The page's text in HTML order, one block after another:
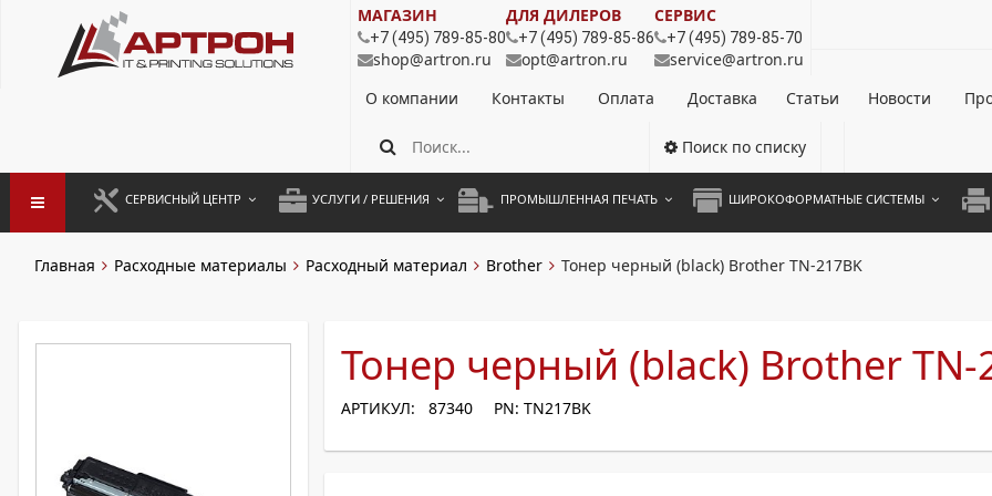
МАГАЗИН
+7 (495) 789-85-80
shop@artron.ru
ДЛЯ ДИЛЕРОВ
+7 (495) 789-85-86
opt@artron.ru
СЕРВИС
+7 (495) 789-85-70
service@artron.ru
О компании
Контакты Оплата Доставка Статьи Новости
Поиск по списку
СЕРВИСНЫЙ ЦЕНТР
РАЗОВЫЕ РЕМОНТЫ
УСЛУГИ / РЕШЕНИЯ
АРЕНДА ОБОРУДОВАНИЯ
ПРОМЫШЛЕННАЯ ПЕЧАТЬ ШИРОКОФОРМАТНЫЕ СИСТЕМЫ
А4
Главная Расходные материалы Расходный материал Brother Тонер черный (black) Brother TN-217BK
Тонер черный (black) Brother TN-
АРТИКУЛ: 87340 PN: TN217BK